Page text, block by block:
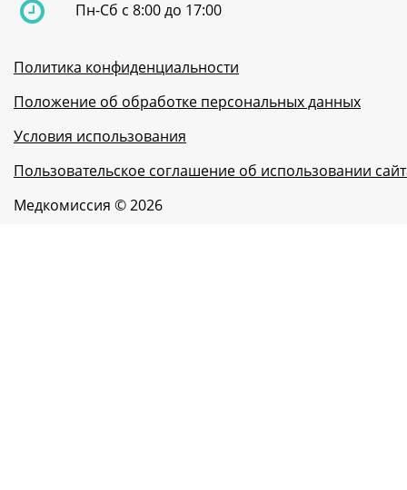
Пн-Сб с 8:00 до 17:00
Политика конфиденциальности
Положение об обработке персональных данных
Условия использования
Пользовательское соглашение об использовании
Медкомиссия © 2026